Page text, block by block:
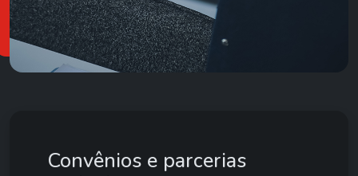
Convênios e parcerias